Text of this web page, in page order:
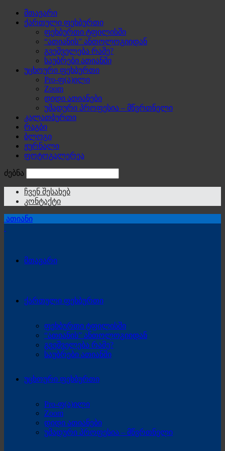
მთავარი
ქართული ფეხბურთი
ფეხბურთი ტფილისში
“ათიანის” ანთოლოგიიდან
გვეშველება რამე?
საუბრები ათიანში
უცხოური ფეხბურთი
Pro-ფ(ა)ილი
Zoom
დიდი ათიანები
უმადური პროფესია – მწვრთნელი
კალათბურთი
რაგბი
ბლოგი
ჟურნალი
ფოტოგალერეა
ძებნა
ჩვენ შესახებ
კონტაქტი
ათიანი
მთავარი
ქართული ფეხბურთი
ფეხბურთი ტფილისში
“ათიანის” ანთოლოგიიდან
გვეშველება რამე?
საუბრები ათიანში
უცხოური ფეხბურთი
Pro-ფ(ა)ილი
Zoom
დიდი ათიანები
უმადური პროფესია – მწვრთნელი